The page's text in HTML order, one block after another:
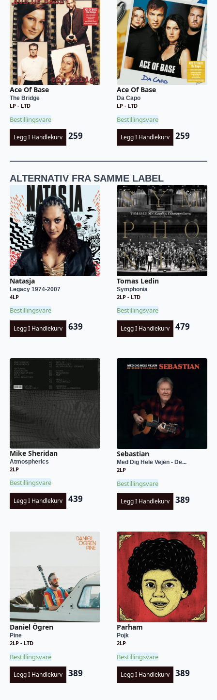
Ace Of Base
The Bridge
LP - LTD
Bestillingsvare
Legg I Handlekurv 259
Ace Of Base
Da Capo
LP - LTD
Bestillingsvare
Legg I Handlekurv 259
ALTERNATIV FRA SAMME LABEL
Natasja
Legacy 1974-2007
4LP
Bestillingsvare
Legg I Handlekurv 639
Tomas Ledin
Symphonia
2LP - LTD
Bestillingsvare
Legg I Handlekurv 479
Mike Sheridan
Atmospherics
2LP
Bestillingsvare
Legg I Handlekurv 439
Sebastian
Med Dig Hele Vejen - De...
2LP
Bestillingsvare
Legg I Handlekurv 389
Daniel Ögren
Pine
2LP - LTD
Bestillingsvare
Legg I Handlekurv 389
Parham
Pojk
2LP
Bestillingsvare
Legg I Handlekurv 389